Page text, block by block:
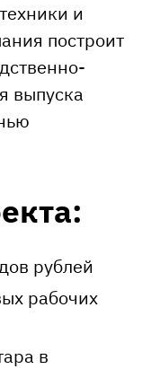
и
построит
выпуска
рублей
рабочих
в